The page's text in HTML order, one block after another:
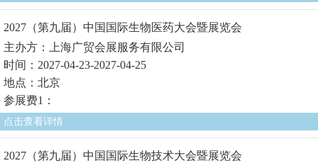
2027（第九届）中国国际生物医药大会暨展览会
主办方：上海广贸会展服务有限公司
时间：2027-04-23-2027-04-25
地点：北京
参展费1：
点击查看详情
2027（第九届）中国国际生物技术大会暨展览会